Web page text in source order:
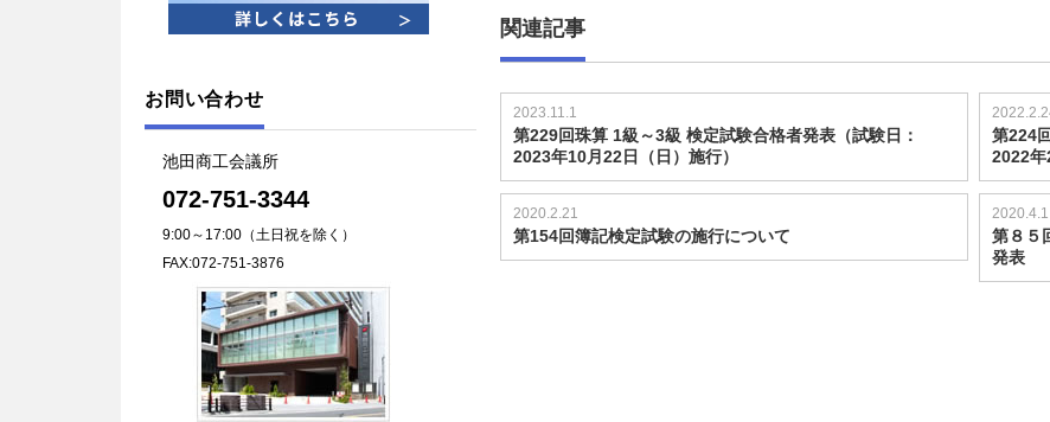
関連記事
2023.11.1
第229回珠算 1級～3級 検定試験合格者発表（試験日：
2023年10月22日（日）施行）
第224
2022年
2020.2.21
第154回簿記検定試験の施行について
2020.4.1
第８
発表
お問い合わせ
池田商工会議所
072-751-3344
9:00～17:00（土日祝を除く）
FAX:072-751-3876